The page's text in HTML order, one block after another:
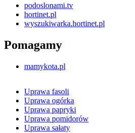
podoslonami.tv
hortinet.pl
wyszukiwarka.hortinet.pl
Pomagamy
mamykota.pl
Uprawa fasoli
Uprawa ogórka
Uprawa papryki
Uprawa pomidorów
Uprawa sałaty